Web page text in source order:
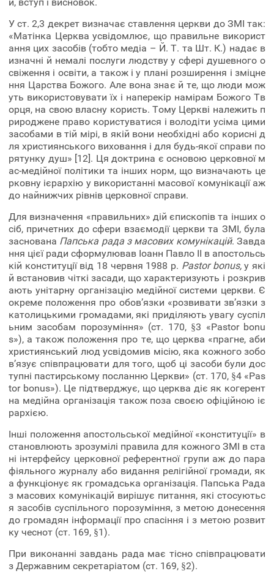
У ст. 2,3 декрет визначає ставлення церкви до ЗМІ так:
«Матінка Церква усвідомлює, що правильне використ
ання цих засобів (тобто медіа – Й. Т. та Шт. К.) надає в
изначні й немалі послуги людству у сфері душевного о
свіження і освіти, а також і у плані розширення і зміцне
ння Царства Божого. Але вона знає й те, що люди мож
уть використовувати їх і наперекір намірам Божого Тв
орця, на свою власну користь. Тому Церкві належить п
рироджене право користуватися і володіти усіма цими
засобами в тій мірі, в якій вони необхідні або корисні д
ля християнського виховання і для будь-якої справи по
рятунку душ» [12]. Ця доктрина є основою церковної м
ас-медійної політики та інших норм, що визначають це
рковну ієрархію у використанні масової комунікації аж
до найнижчих рівнів церковної справи.
Для визначення «правильних» дій єпископів та інших о
сіб, причетних до сфери взаємодії церкви та ЗМІ, була
заснована Папська рада з масових комунікацій. Завда
ння цієї ради сформулював Іоанн Павло II в апостольсь
кій конституції від 18 червня 1988 р. Pastor bonus,у які
й встановив чіткі засади, що характеризують і розкрив
ають унітарну організацію медійної системи церкви. Є
окреме положення про обов’язки «розвивати зв’язки з
католицькими громадами, які приділяють увагу суспіл
ьним засобам порозуміння» (ст. 170, §3 «Pastor bonu
s»), а також положення про те, що церква «прагне, аби
християнський люд усвідомив місію, яка кожного зобо
в’язує співпрацювати для того, щоб ці засоби були дос
тупні пастирському посланню Церкви» (ст. 170, §4 «Pas
tor bonus»). Це підтверджує, що церква діє як когерент
на медійна організація також поза своєю офіційною іє
рархією.
Інші положення апостольської медійної «конституції» в
становлюють зрозумілі правила для кожного ЗМІ в ста
ні інтерфейсу церковної референтної групи аж до пара
фіяльного журналу або видання релігійної громади, як
а функціонує як громадська організація. Папська Рада
з масових комунікацій вирішує питання, які стосуютьс
я засобів суспільного порозуміння, з метою донесення
до громадян інформації про спасіння і з метою розвит
ку чеснот (ст. 169, §1).
При виконанні завдань рада має тісно співпрацювати
з Державним секретаріатом (ст. 169, §2).